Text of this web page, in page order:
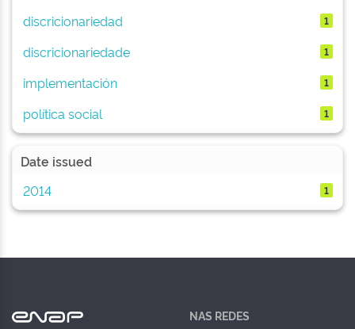
discricionariedad 1
discricionariedade 1
implementación 1
política social 1
Date issued
2014
1
NAS REDES